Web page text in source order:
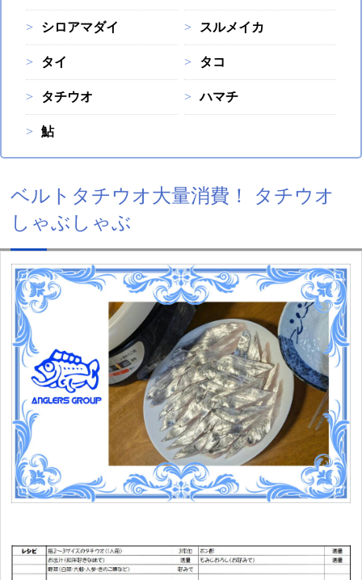
シロアマダイ スルメイカ
タイ タコ
タチウオ ハマチ
鮎
ベルトタチウオ大量消費！ タチウオ
しゃぶしゃぶ